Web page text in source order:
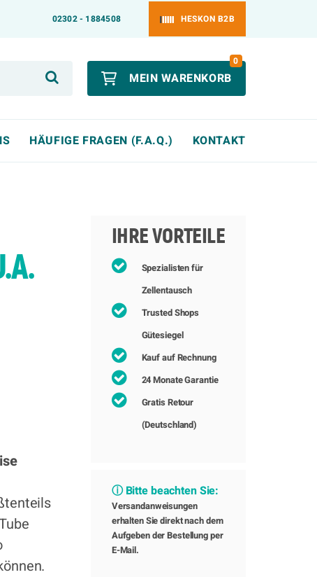
02302 - 1884508 HESKON B2B
MEIN WARENKORB
0
HÄUFIGE FRAGEN (F.A.Q.) KONTAKT
IHRE VORTEILE
Spezialisten für
Zellentausch
Trusted Shops
Gütesiegel
Kauf auf Rechnung
24 Monate Garantie
Gratis Retour
(Deutschland)
ⓘ Bitte beachten Sie:
Versandanweisungen
erhalten Sie direkt nach dem
Aufgeben der Bestellung per
E-Mail.